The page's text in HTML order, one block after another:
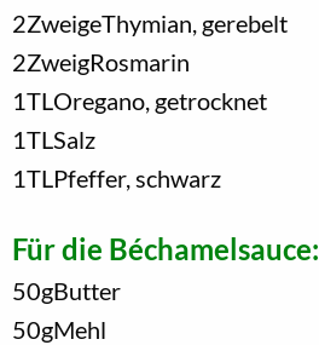
2ZweigeThymian, gerebelt
2ZweigRosmarin
1TL Oregano, getrocknet
1TL Salz
1TL Pfeffer, schwarz
Für die Béchamelsauce:
50gButter
50gMehl